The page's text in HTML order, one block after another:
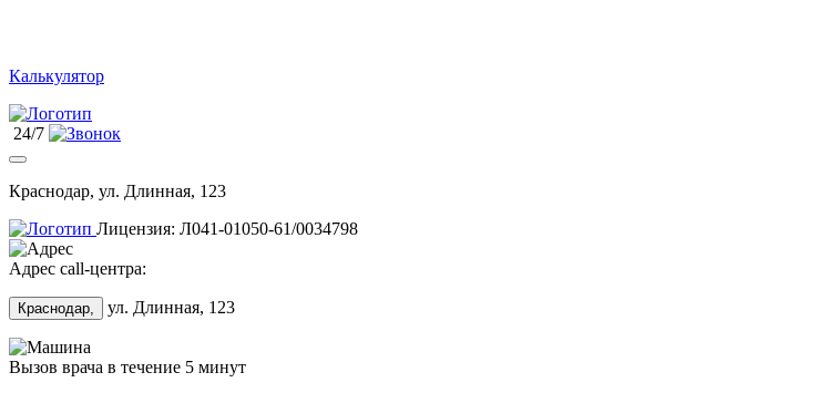
Калькулятор
24/7
Краснодар, ул. Длинная, 123
Лицензия: Л041-01050-61/0034798
Адрес call-центра:
Краснодар, ул. Длинная, 123
Вызов врача в течение 5 минут